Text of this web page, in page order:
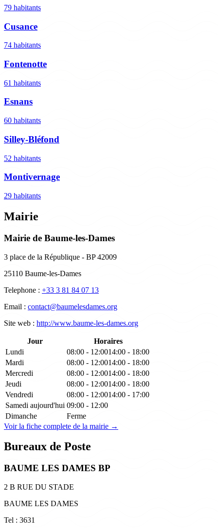
79 habitants
Cusance
74 habitants
Fontenotte
61 habitants
Esnans
60 habitants
Silley-Bléfond
52 habitants
Montivernage
29 habitants
Mairie
Mairie de Baume-les-Dames
3 place de la République - BP 42009
25110 Baume-les-Dames
Telephone : +33 3 81 84 07 13
Email : contact@baumelesdames.org
Site web : http://www.baume-les-dames.org
Jour
Horaires
Lundi
08:00 - 12:0014:00 - 18:00
Mardi
08:00 - 12:0014:00 - 18:00
Mercredi
08:00 - 12:0014:00 - 18:00
Jeudi
08:00 - 12:0014:00 - 18:00
Vendredi
08:00 - 12:0014:00 - 17:00
Samedi aujourd'hui 09:00 - 12:00
Dimanche
Ferme
Voir la fiche complete de la mairie →
Bureaux de Poste
BAUME LES DAMES BP
2 B RUE DU STADE
BAUME LES DAMES
Tel : 3631